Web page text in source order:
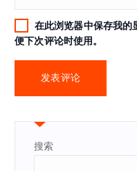
在此浏览器中保存我
便下次评论时使用。
搜索